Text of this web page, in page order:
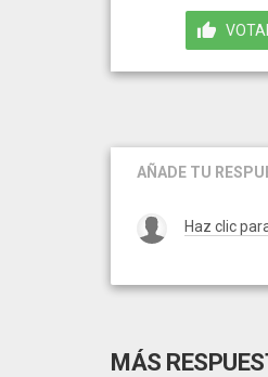
AÑADE TU
Haz clic
MÁS